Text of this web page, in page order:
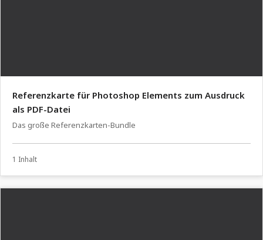
Referenzkarte für Photoshop Elements zum Ausdruck
als PDF-Datei
Das große Referenzkarten-Bundle
1 Inhalt